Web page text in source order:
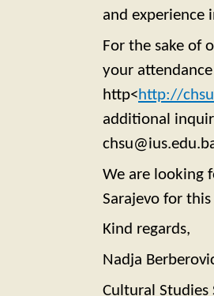
and experience
For the sake of
your
http<http://
additional
We are looking
Sarajevo for
Kind regards,
Nadja
Cultural Studies